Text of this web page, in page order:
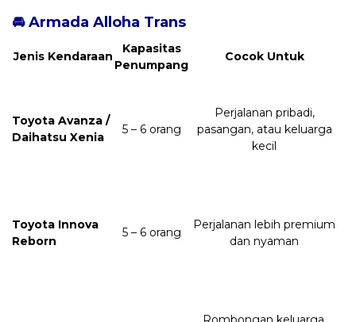
🚘 Armada Alloha Trans
Jenis Kendaraan
Kapasitas
Penumpang
Cocok Untuk
Toyota Avanza /
Daihatsu Xenia
5 – 6 orang
Perjalanan pribadi,
pasangan, atau keluarga
kecil
Toyota Innova
Reborn
5 – 6 orang
Perjalanan lebih premium
dan nyaman